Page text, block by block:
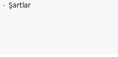
Şartlar